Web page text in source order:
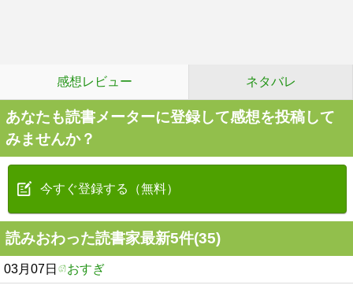
感想レビュー ネタバレ
あなたも読書メーターに登録して感想を投稿して
みませんか？
今すぐ登録する（無料）
読みおわった読書家最新5件(35)
03月07日 おすぎ